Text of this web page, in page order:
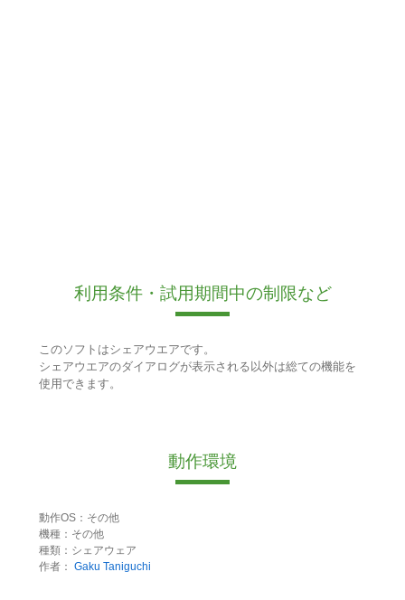
利用条件・試用期間中の制限など
このソフトはシェアウエアです。
シェアウエアのダイアログが表示される以外は総ての機能を
使用できます。
動作環境
動作OS：その他
機種：その他
種類：シェアウェア
作者： Gaku Taniguchi